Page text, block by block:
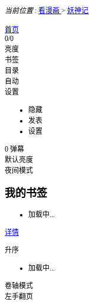
当前位置: 看漫画 > 妖神记
首页
0/0
亮度
书签
目录
自动
设置
隐藏
发表
设置
0 弹幕
默认亮度
夜间模式
我的书签
加载中...
详情
升序
加载中...
卷轴模式
左手翻页